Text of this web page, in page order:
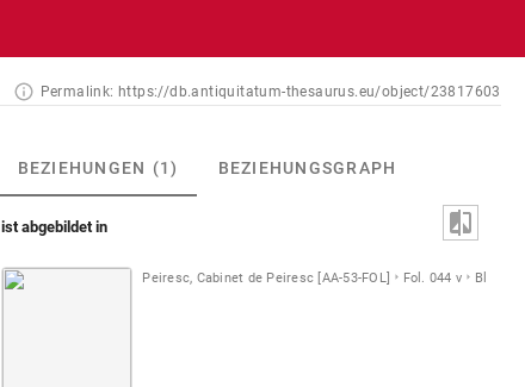
Permalink: https://db.antiquitatum-thesaurus.eu/object/23817603
BEZIEHUNGEN (1) BEZIEHUNGSGRAPH
ist abgebildet in
Peiresc, Cabinet de Peiresc [AA-53-FOL] Fol. 044 v Blatt